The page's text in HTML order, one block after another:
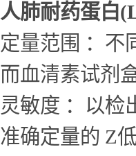
人肺耐药蛋白
定量范围 ：不
而血清素试剂
灵敏度 ：以检
准确定量的 Z